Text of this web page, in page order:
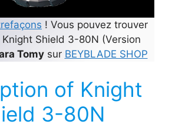
! Vous pouvez trouver
Knight Shield 3-80N (Version
Tomysur BEYBLADE SHOP
of Knight
3-80N